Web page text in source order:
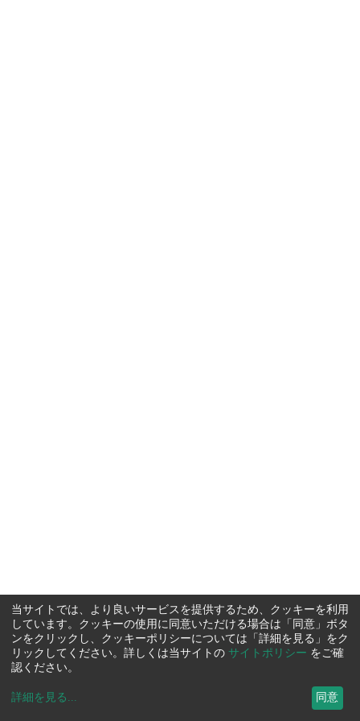
当サイトでは、より良いサービスを提供するため、クッキーを利用
しています。クッキーの使用に同意いただける場合は「同意」ボタ
ンをクリックし、クッキーポリシーについては「詳細を見る」をク
リックしてください。詳しくは当サイトの サイトポリシー をご確
認ください。
詳細を見る ... 同意